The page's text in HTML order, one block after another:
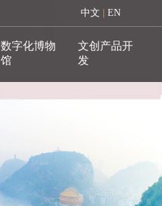
中文 EN
数字化博物
馆
文创产品开
发